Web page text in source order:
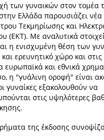
των γυναικών στον τομέα
Ελλάδα παρουσιάζει
Τεκμηρίωσης και
(ΕΚΤ). Με αναλυτικά
η ενισχυμένη θέση των
ερευνητικό χώρο και στις
ευρωπαϊκά και εθνικά
η "γυάλινη οροφή" είναι
γυναίκες εξακολουθούν να
στις υψηλότερες
της έκδοσης